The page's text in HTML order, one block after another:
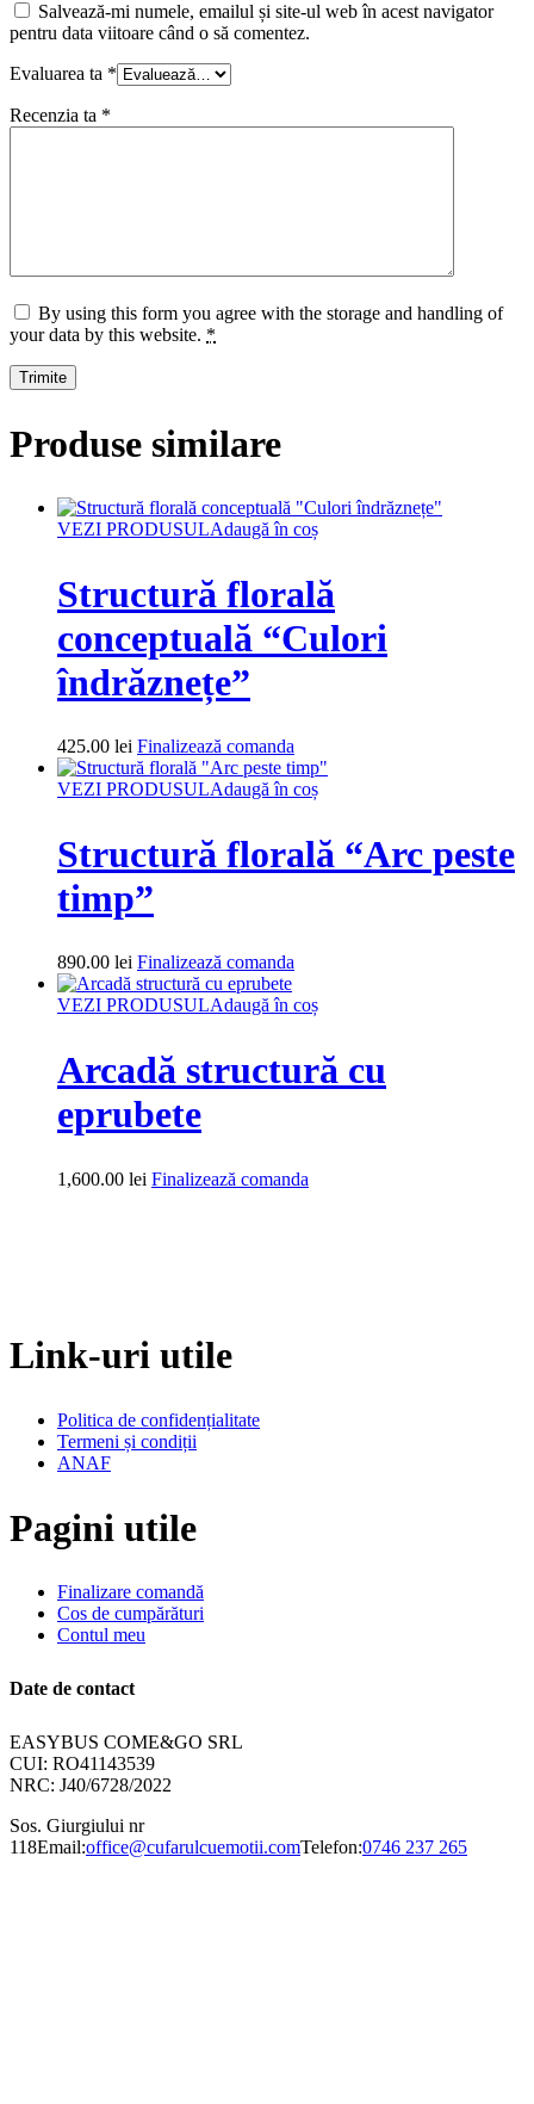
Salvează-mi numele, emailul și site-ul web în acest navigator
pentru data viitoare când o să comentez.
Evaluarea ta *
Recenzia ta *
By using this form you agree with the storage and handling of
your data by this website. *
Produse similare
VEZI PRODUSULAdaugă în coș
Structură florală
conceptuală “Culori
îndrăznețe”
425.00 lei Finalizează comanda
VEZI PRODUSULAdaugă în coș
Structură florală “Arc peste
timp”
890.00 lei Finalizează comanda
VEZI PRODUSULAdaugă în coș
Arcadă structură cu
eprubete
1,600.00 lei Finalizează comanda
Link-uri utile
Politica de confidențialitate
Termeni și condiții
ANAF
Pagini utile
Finalizare comandă
Cos de cumpărături
Contul meu
Date de contact
EASYBUS COME&GO SRL
CUI: RO41143539
NRC: J40/6728/2022
Sos. Giurgiului nr
118Email:office@cufarulcuemotii.comTelefon:0746 237 265